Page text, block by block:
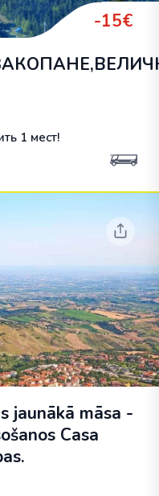
-15€
1 мест!
jaunākā māsa -
Casa